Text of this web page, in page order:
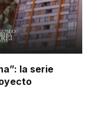
la serie